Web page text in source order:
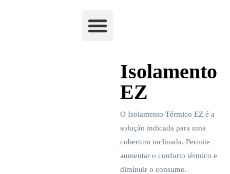
Isolamento
EZ
O Isolamento Térmico EZ é a
solução indicada para uma
cobertura inclinada. Permite
aumentar o conforto térmico e
diminuir o consumo.